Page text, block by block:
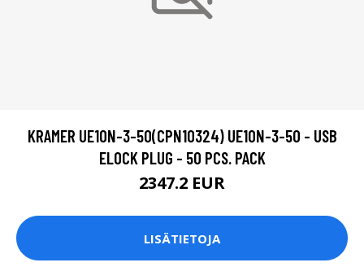
KRAMER UE10N-3-50(CPN10324) UE10N-3-50 - USB
ELOCK PLUG - 50 PCS. PACK
2347.2 EUR
LISÄTIETOJA